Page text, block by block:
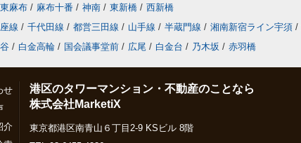
東麻布 / 麻布十番 / 神南 / 東新橋 / 西新橋
線 / 千代田線 / 都営三田線 / 山手線 / 半蔵門線 / 湘南新宿ライン宇須 /
/ 白金高輪 / 国会議事堂前 / 広尾 / 白金台 / 乃木坂 / 赤羽橋
せ
介
港区のタワーマンション・不動産のことなら
株式会社MarketiX
東京都港区南青山６丁目2-9 KSビル 8階